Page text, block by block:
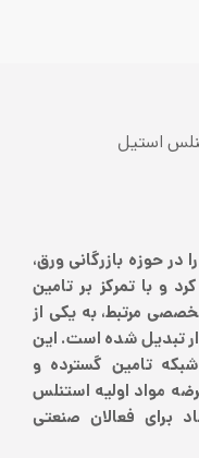
استیل
خود را در حوزه بازرگانی ورق،
و با تمرکز بر تامین
مرتبط، به یکی از
تبدیل شده است. این
تامین گسترده و
مواد اولیه استنلس
برای فعالان صنعتی